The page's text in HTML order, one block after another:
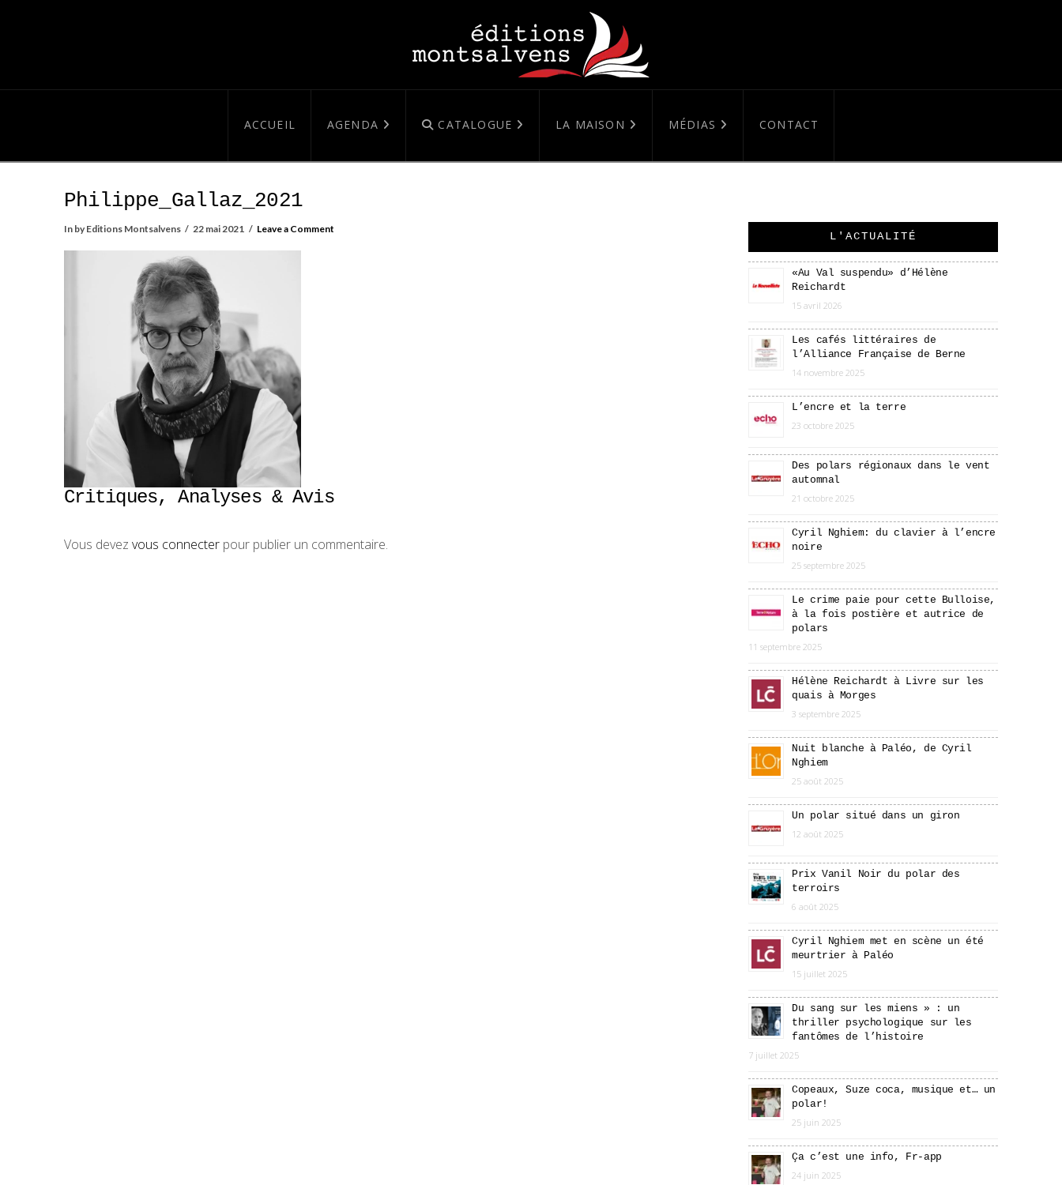
ACCUEIL AGENDA CATALOGUE LA MAISON MÉDIAS CONTACT
Philippe_Gallaz_2021
In by Editions Montsalvens 22 mai 2021 Leave a Comment
Critiques, Analyses & Avis
Vous devez vous connecterpour publier un commentaire.
L'ACTUALITÉ
«Au Val suspendu» d’Hélène
Reichardt
15 avril 2026
Les cafés littéraires de
l’Alliance Française de Berne
14 novembre 2025
L’encre et la terre
23 octobre 2025
Des polars régionaux dans le vent
automnal
21 octobre 2025
Cyril Nghiem: du clavier à l’encre
noire
25 septembre 2025
Le crime paie pour cette Bulloise,
à la fois postière et autrice de
polars
11 septembre 2025
Hélène Reichardt à Livre sur les
quais à Morges
3 septembre 2025
Nuit blanche à Paléo, de Cyril
Nghiem
25 août 2025
Un polar situé dans un giron
12 août 2025
Prix Vanil Noir du polar des
terroirs
6 août 2025
Cyril Nghiem met en scène un été
meurtrier à Paléo
15 juillet 2025
Du sang sur les miens » : un
thriller psychologique sur les
fantômes de l’histoire
7 juillet 2025
Copeaux, Suze coca, musique et… un
polar!
25 juin 2025
Ça c’est une info, Fr-app
24 juin 2025